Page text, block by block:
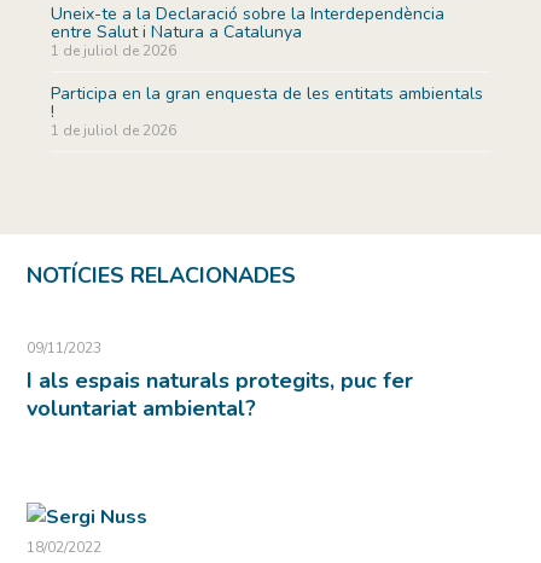
Uneix-te a la Declaració sobre la Interdependència
entre Salut i Natura a Catalunya
1 de juliol de 2026
Participa en la gran enquesta de les entitats ambientals
!
1 de juliol de 2026
NOTÍCIES RELACIONADES
09/11/2023
I als espais naturals protegits, puc fer
voluntariat ambiental?
18/02/2022